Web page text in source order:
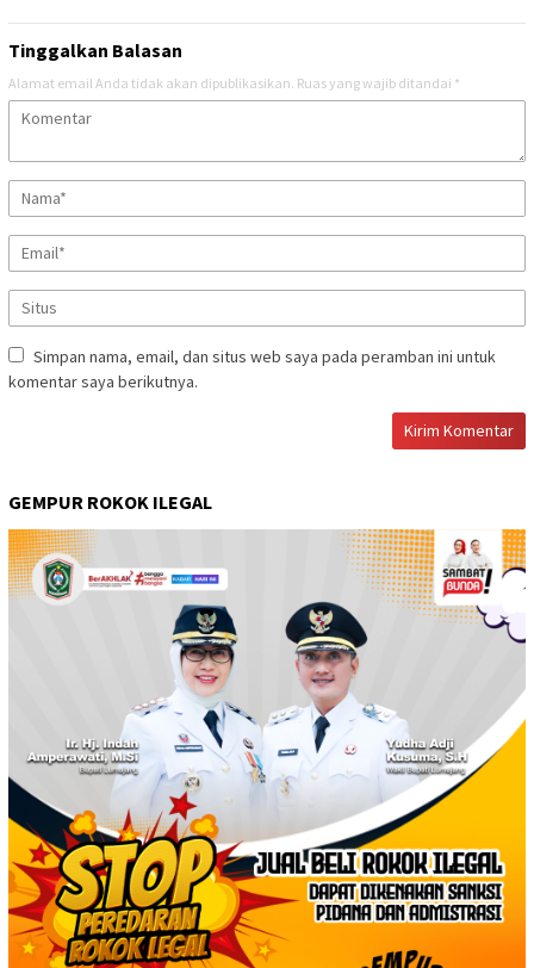
Tinggalkan Balasan
Alamat email Anda tidak akan dipublikasikan. Ruas yang wajib ditandai *
Simpan nama, email, dan situs web saya pada peramban ini untuk
komentar saya berikutnya.
GEMPUR ROKOK ILEGAL